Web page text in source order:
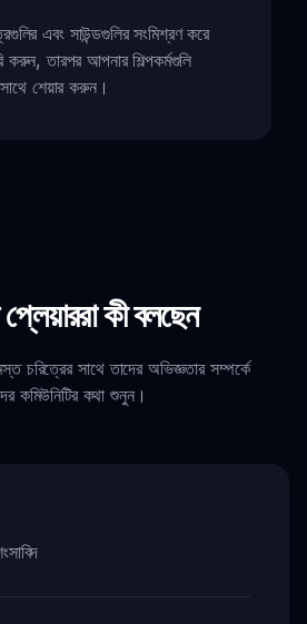
এবং সাউন্ডগুলির সংমিশ্রণ করে
করুন, তারপর আপনার শিল্পকর্মগুলি
শেয়ার করুন।
কী বলছেন
চরিত্রের সাথে তাদের অভিজ্ঞতার সম্পর্কে
কমিউনিটির কথা শুনুন।